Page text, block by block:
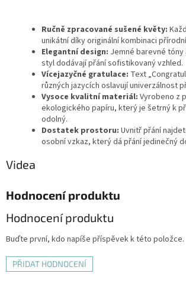
Ručně zpracované sušené květy:
unikátní díky originální kombinaci
Elegantní design: Jemné barevné
styl dodávají přání sofistikovaný vzhled.
Vícejazyčné gratulace: Text
různých jazycích oslavují univerzálnost
Vysoce kvalitní materiál: Vyrobeno z
ekologického papíru, který je šetrný k
odolný.
Dostatek prostoru: Uvnitř přání
osobní vzkaz, který dá přání jedinečný
Videa
Hodnocení produktu
Hodnocení produktu
Buďte první, kdo napíše příspěvek k této položce.
PŘIDAT HODNOCENÍ